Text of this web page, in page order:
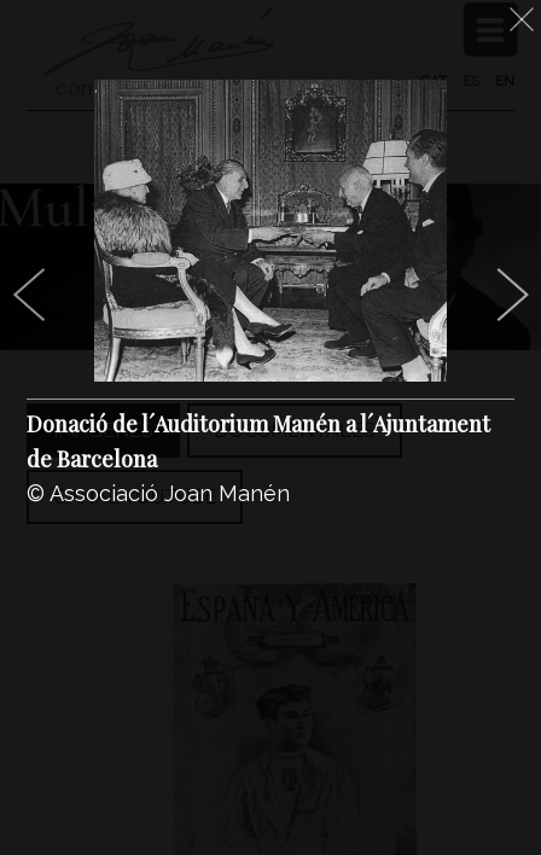
CAT/
Donació de l´Auditorium Manén a l´Ajuntament
de Barcelona
© Associació Joan Manén
IMÁGENES DOCUMENTALES
CANAL YOUTUBE